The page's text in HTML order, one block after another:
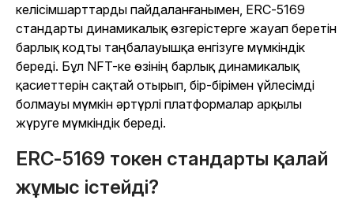
келісімшарттарды пайдаланғанымен, ERC-5169
стандарты динамикалық өзгерістерге жауап беретін
барлық кодты таңбалауышқа енгізуге мүмкіндік
береді. Бұл NFT-ке өзінің барлық динамикалық
қасиеттерін сақтай отырып, бір-бірімен үйлесімді
болмауы мүмкін әртүрлі платформалар арқылы
жүруге мүмкіндік береді.
ERC-5169 токен стандарты қалай
жұмыс істейді?